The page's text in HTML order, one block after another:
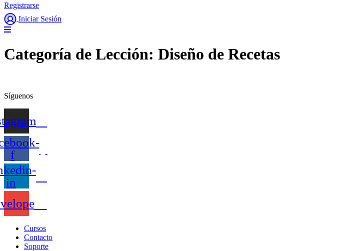
Registrarse
Iniciar Sesión
Categoría de Lección: Diseño de Recetas
Síguenos
f
in
Cursos
Contacto
Soporte